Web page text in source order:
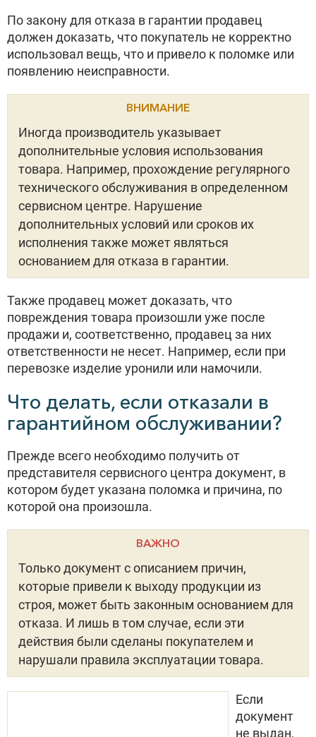
По закону для отказа в гарантии продавец
должен доказать, что покупатель не корректно
использовал вещь, что и привело к поломке или
появлению неисправности.
ВНИМАНИЕ
Иногда производитель указывает
дополнительные условия использования
товара. Например, прохождение регулярного
технического обслуживания в определенном
сервисном центре. Нарушение
дополнительных условий или сроков их
исполнения также может являться
основанием для отказа в гарантии.
Также продавец может доказать, что
повреждения товара произошли уже после
продажи и, соответственно, продавец за них
ответственности не несет. Например, если при
перевозке изделие уронили или намочили.
Что делать, если отказали в
гарантийном обслуживании?
Прежде всего необходимо получить от
представителя сервисного центра документ, в
котором будет указана поломка и причина, по
которой она произошла.
ВАЖНО
Только документ с описанием причин,
которые привели к выходу продукции из
строя, может быть законным основанием для
отказа. И лишь в том случае, если эти
действия были сделаны покупателем и
нарушали правила эксплуатации товара.
Если
документ
не выдан,